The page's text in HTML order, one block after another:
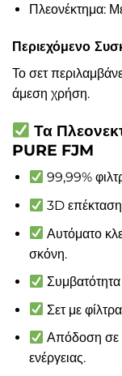
Πλεονέκτημα:
Περιεχόμενο
Το σετ
άμεση χρήση.
Τα
PURE FJM
99,99%
3D
Αυτόματο
σκόνη.
Σετ με
Απόδοση σε
ενέργειας.